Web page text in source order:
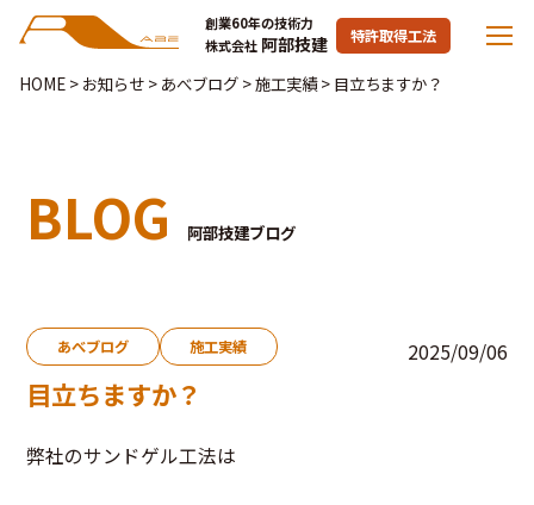
創業60年の技術力
株式会社 阿部技建 特許取得工法
HOME> お知らせ> あべブログ>施工実績> 目立ちますか？
BLOG 阿部技建ブログ
あべブログ 施工実績 2025/09/06
目立ちますか？
弊社のサンドゲル工法は